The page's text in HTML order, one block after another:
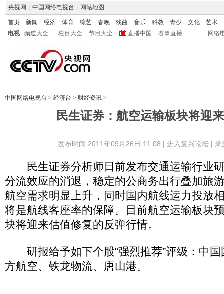
央视网 中国网络电视台 网站地图
首页 新闻 经济 体育 综艺 春晚 戏曲 音乐 科教 青少 文化
艺术
电视
频道大全 栏目大全 节目大全 直播中国 赛事直播 网络
中国网络电视台 > 经济台 > 财经资讯 >
民生证券：航空运输板块将迎
发布时间:2011年09月26日 11:08 | 进入复兴论坛| 来
民生证券分析师日前发布交通运输行业
分流效应的消退，稳定的公商务出行叠加旅
航空需求明显上升，同时国内航线运力投放
将是航线客座率的保障。目前航空运输板块
块将迎来估值修复的反弹行情。
研报给予如下个股“强烈推荐”评级：中国
方航空、铁龙物流、唐山港。